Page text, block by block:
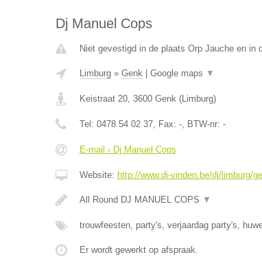
Dj Manuel Cops
Niet gevestigd in de plaats Orp Jauche en in
Limburg» Genk| Google maps ▼
Keistraat 20, 3600 Genk(Limburg)
Tel: 0478 54 02 37, Fax: -, BTW-nr: -
E-mail › Dj Manuel Cops
Website: http://www.dj-vinden.be/dj/limburg/
All Round DJ MANUEL COPS ▼
trouwfeesten, party's, verjaardag party's,
Er wordt gewerkt op afspraak.